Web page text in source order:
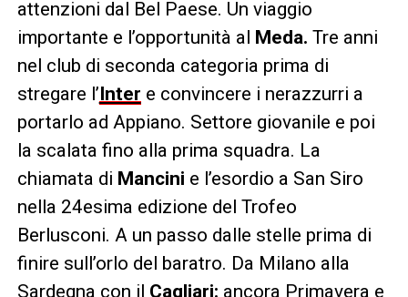
attenzioni dal Bel Paese. Un viaggio
importante e l’opportunità al Meda. Tre anni
nel club di seconda categoria prima di
stregare l’Inter e convincere i nerazzurri a
portarlo ad Appiano. Settore giovanile e poi
la scalata fino alla prima squadra. La
chiamata di Mancini e l’esordio a San Siro
nella 24esima edizione del Trofeo
Berlusconi. A un passo dalle stelle prima di
finire sull’orlo del baratro. Da Milano alla
Sardegna con il Cagliari: ancora Primavera e